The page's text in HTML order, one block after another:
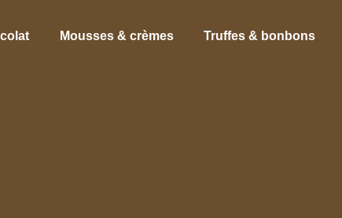
Mousses & crèmes Truffes & bonbons